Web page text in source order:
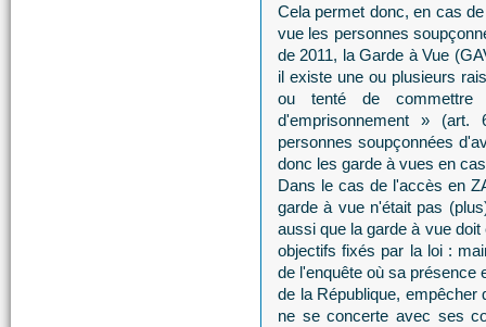
Cela permet donc, en cas
vue les personnes
de 2011, la Garde à Vue
il existe une ou plusieurs
ou tenté de
d'emprisonnement »
personnes soupçonnées
donc les garde à vues en
Dans le cas de l'accès en
garde à vue n'était pas
aussi que la garde à vue
objectifs fixés par la loi :
de l'enquête où sa présence
de la République, empêcher
ne se concerte avec ses